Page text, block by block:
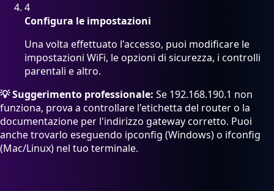
4
Configura le impostazioni
Una volta effettuato l'accesso, puoi modificare le
impostazioni WiFi, le opzioni di sicurezza, i controlli
parentali e altro.
💡 Suggerimento professionale: Se 192.168.190.1 non
funziona, prova a controllare l'etichetta del router o la
documentazione per l'indirizzo gateway corretto. Puoi
anche trovarlo eseguendo ipconfig (Windows) o ifconfig
(Mac/Linux) nel tuo terminale.